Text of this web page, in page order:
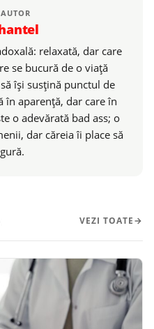
relaxată, dar care
se bucură de o viaţă
îşi susţină punctul de
în aparenţă, dar care în
o adevărată bad ass; o
dar căreia îi place să
VEZI TOATE